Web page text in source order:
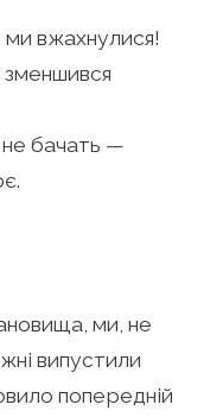
ми вжахнулися!
зменшився
бачать —
ми, не
випустили
попередній